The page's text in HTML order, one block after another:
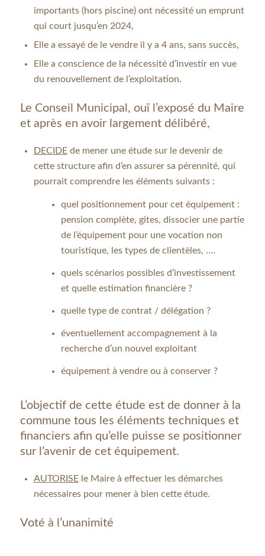
importants (hors piscine) ont nécessité un emprunt
qui court jusqu’en 2024,
Elle a essayé de le vendre il y a 4 ans, sans succès,
Elle a conscience de la nécessité d’investir en vue
du renouvellement de l’exploitation.
Le Conseil Municipal, ouï l’exposé du Maire
et après en avoir largement délibéré,
DECIDEde mener une étude sur le devenir de
cette structure afin d’en assurer sa pérennité, qui
pourrait comprendre les éléments suivants :
quel positionnement pour cet équipement :
pension complète, gites, dissocier une partie
de l’équipement pour une vocation non
touristique, les types de clientèles, ….
quels scénarios possibles d’investissement
et quelle estimation financière ?
quelle type de contrat / délégation ?
éventuellement accompagnement à la
recherche d’un nouvel exploitant
équipement à vendre ou à conserver ?
L’objectif de cette étude est de donner à la
commune tous les éléments techniques et
financiers afin qu’elle puisse se positionner
sur l’avenir de cet équipement.
AUTORISEle Maire à effectuer les démarches
nécessaires pour mener à bien cette étude.
Voté à l’unanimité